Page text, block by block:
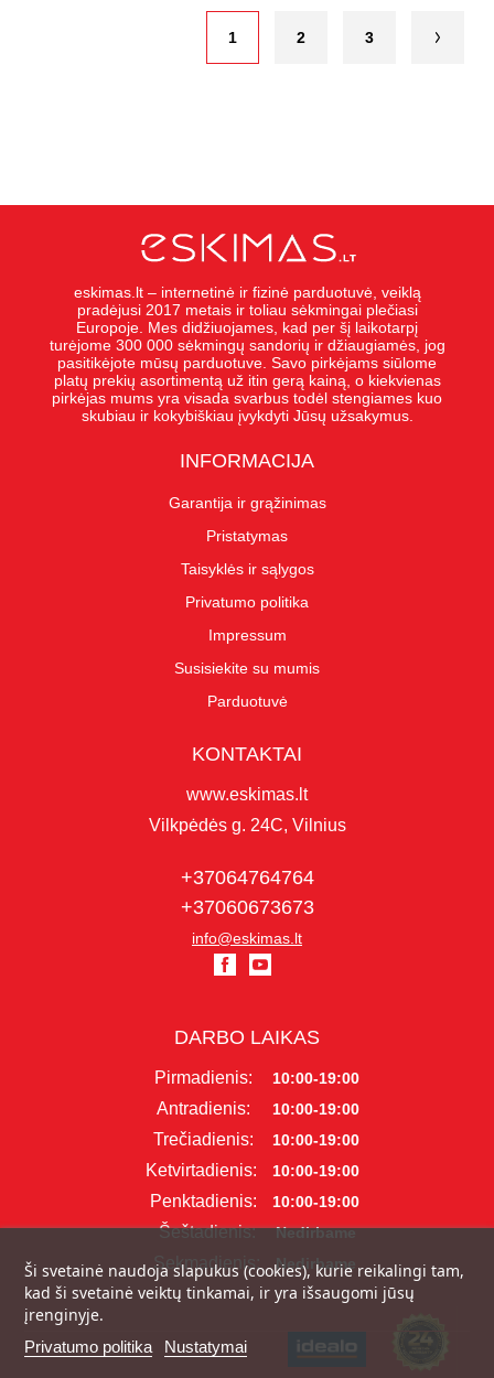
1 2 3
eskimas.lt – internetinė ir fizinė parduotuvė, veiklą
pradėjusi 2017 metais ir toliau sėkmingai plečiasi
Europoje. Mes didžiuojames, kad per šį laikotarpį
turėjome 300 000 sėkmingų sandorių ir džiaugiamės, jog
pasitikėjote mūsų parduotuve. Savo pirkėjams siūlome
platų prekių asortimentą už itin gerą kainą, o kiekvienas
pirkėjas mums yra visada svarbus todėl stengiames kuo
skubiau ir kokybiškiau įvykdyti Jūsų užsakymus.
INFORMACIJA
Garantija ir grąžinimas
Pristatymas
Taisyklės ir sąlygos
Privatumo politika
Impressum
Susisiekite su mumis
Parduotuvė
KONTAKTAI
www.eskimas.lt
Vilkpėdės g. 24C, Vilnius
+37064764764
+37060673673
info@eskimas.lt
DARBO LAIKAS
Pirmadienis: 10:00-19:00
Antradienis: 10:00-19:00
Trečiadienis: 10:00-19:00
Ketvirtadienis: 10:00-19:00
Penktadienis: 10:00-19:00
Šeštadienis: Nedirbame
Sekmadienis: Nedirbame
Ši svetainė naudoja slapukus (cookies), kurie reikalingi tam,
kad ši svetainė veiktų tinkamai, ir yra išsaugomi jūsų
įrenginyje.
Privatumo politika Nustatymai